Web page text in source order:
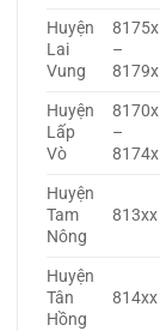
Huyện
Lai
Vung
8175x
–
8179x
Huyện
Lấp
Vò
8170x
–
8174x
Huyện
Tam
Nông
813xx
Huyện
Tân
Hồng
814xx